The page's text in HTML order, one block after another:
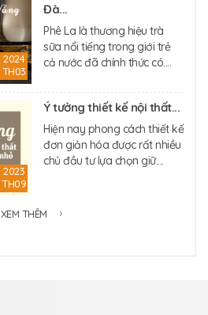
2024
TH03
Đà...
Phê La là thương hiệu trà
sữa nổi tiếng trong giới trẻ
cả nước đã chính thức có....
2023
TH09
Ý tưởng thiết kế nội thất...
Hiện nay phong cách thiết kế
đơn giản hóa được rất nhiều
chủ đầu tư lựa chọn giữ....
XEM THÊM